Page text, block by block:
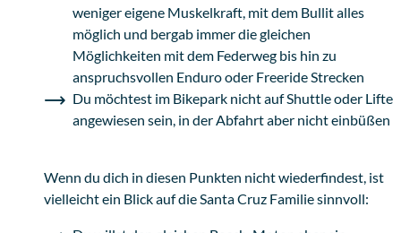
weniger eigene Muskelkraft, mit dem Bullit alles
möglich und bergab immer die gleichen
Möglichkeiten mit dem Federweg bis hin zu
anspruchsvollen Enduro oder Freeride Strecken
Du möchtest im Bikepark nicht auf Shuttle oder Lifte
angewiesen sein, in der Abfahrt aber nicht einbüßen
Wenn du dich in diesen Punkten nicht wiederfindest, ist
vielleicht ein Blick auf die Santa Cruz Familie sinnvoll: